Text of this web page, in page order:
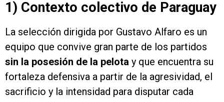
1) Contexto colectivo de Paraguay
La selección dirigida por Gustavo Alfaro es un
equipo que convive gran parte de los partidos
sin la posesión de la pelota y que encuentra su
fortaleza defensiva a partir de la agresividad, el
sacrificio y la intensidad para disputar cada